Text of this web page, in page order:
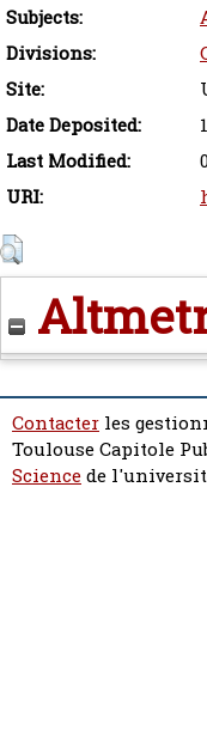
Subjects:
Divisions:
Site:
Date Deposited:
Last Modified:
URI:
Contacter les
Toulouse Capitole
Sciencede